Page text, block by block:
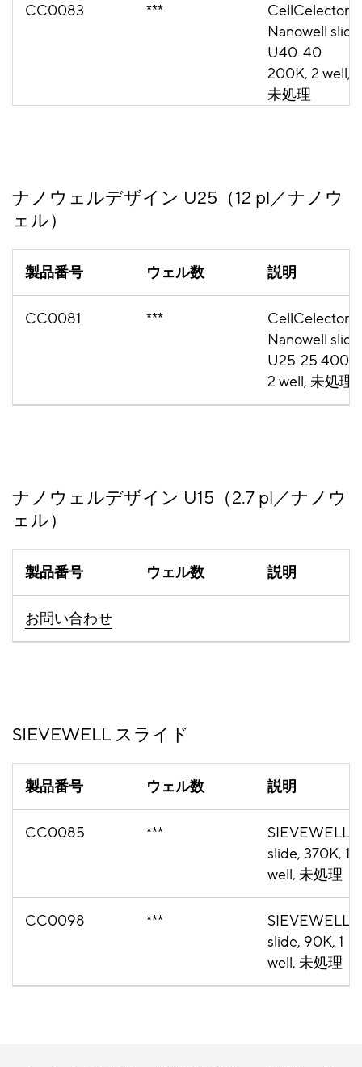
CC0083 ***
CellCelector
Nanowell slide
U40-40
200K, 2 well,
未処理
ナノウェルデザイン U25（12 pl／ナノウ
ェル）
製品番号 ウェル数 説明
CC0081 ***
CellCelector
Nanowell slide
U25-25 400K,
2 well, 未処理
ナノウェルデザイン U15（2.7 pl／ナノウ
ェル）
製品番号 ウェル数 説明
お問い合わせ
SIEVEWELL スライド
製品番号 ウェル数 説明
CC0085 ***
SIEVEWELL
slide, 370K, 1
well, 未処理
CC0098 ***
SIEVEWELL
slide, 90K, 1
well, 未処理